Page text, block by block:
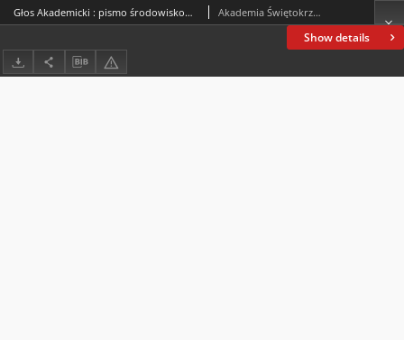
Show details
Głos Akademicki : pismo środowiskowe Akademii Świętokrzyskiej im. Jana Kochanowskiego w Kielcach. 2008, R. XV, nr 1 (53) : marzec 2008 Akademia Świętokrzyska im. Jana Kochanowskiego (Kielce)